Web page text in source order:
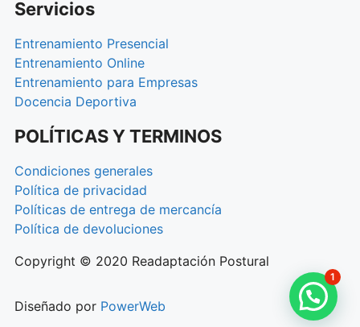
Servicios
Entrenamiento Presencial
Entrenamiento Online
Entrenamiento para Empresas
Docencia Deportiva
POLÍTICAS Y TERMINOS
Condiciones generales
Política de privacidad
Políticas de entrega de mercancía
Política de devoluciones
Copyright © 2020 Readaptación Postural
Diseñado por PowerWeb
1